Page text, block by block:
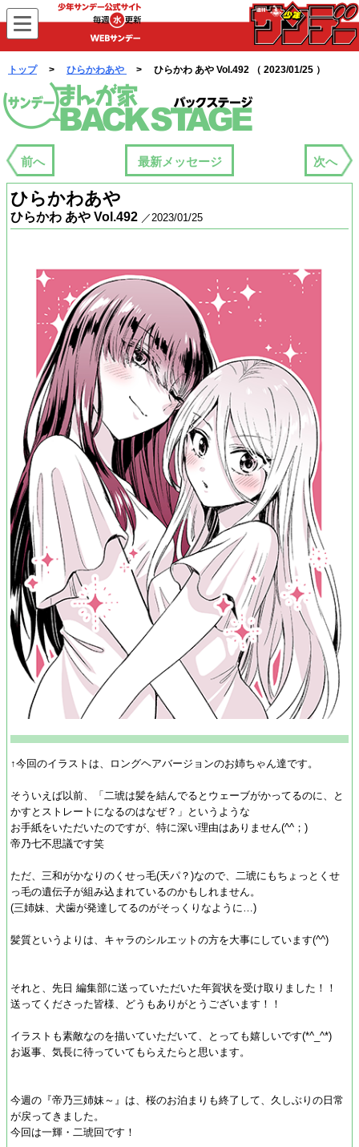
WEBサンデー
トップ> ひらかわあや > ひらかわ あや Vol.492 （ 2023/01/25 ）
まんが家バックステージ
前へ 最新メッセージ 次へ
ひらかわあや
ひらかわ あや Vol.492 ／2023/01/25
↑今回のイラストは、ロングヘアバージョンのお姉ちゃん達です。
そういえば以前、「二琥は髪を結んでるとウェーブがかってるのに、と
かすとストレートになるのはなぜ？」というような
お手紙をいただいたのですが、特に深い理由はありません(^^；)ゞ
帝乃七不思議です笑
ただ、三和がかなりのくせっ毛(天パ？)なので、二琥にもちょっとくせ
っ毛の遺伝子が組み込まれているのかもしれません。
(三姉妹、犬歯が発達してるのがそっくりなように…)
髪質というよりは、キャラのシルエットの方を大事にしています(^^)
それと、先日 編集部に送っていただいた年賀状を受け取りました！！
送ってくださった皆様、どうもありがとうございます！！
イラストも素敵なのを描いていただいて、とっても嬉しいです(*^_^*)
お返事、気長に待っていてもらえたらと思います。
今週の『帝乃三姉妹～』は、桜のお泊まりも終了して、久しぶりの日常
が戻ってきました。
今回は一輝・二琥回です！